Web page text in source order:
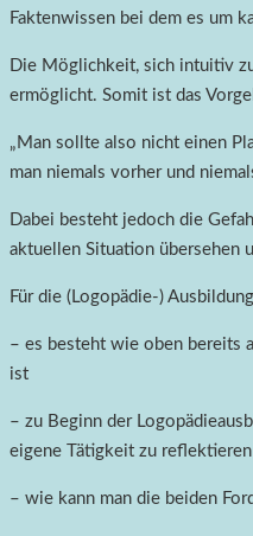
Faktenwissen bei dem es um
Die Möglichkeit, sich intuitiv
ermöglicht. Somit ist das
„Man sollte also nicht einen
man niemals vorher und
Dabei besteht jedoch die
aktuellen Situation übersehen
Für die (Logopädie-)
– es besteht wie oben bereits
ist
– zu Beginn der
eigene Tätigkeit zu
– wie kann man die beiden